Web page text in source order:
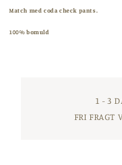
Match med coda check pants.
100% bomuld
1 - 3
FRI FRAGT